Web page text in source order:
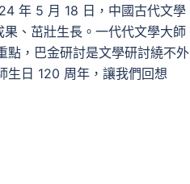
年 5 月 18 日，中國古代文學
、茁壯生長。一代代文學大師
點，巴金研討是文學研討繞不外
生日 120 周年，讓我們回想